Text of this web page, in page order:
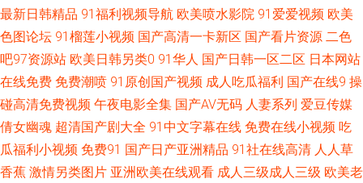
源福利 人人摸人人摸 午夜看片 91色色影院 超碰人人三级 国产尤物在线三区
另类专区综合 午夜影院0050 久草福利流水视频 人碰人操人碰 伊人久久大香
av网站 国产福利亚洲 欧美色图1 午夜av无码 91九色熟女老版 国产精选视频
欧美精品网 午夜福利AV网站 91社区在线观看 岛国黄色在线 九一在线免费看
日本素人直播 亚州第一AZ 91桃色视屏 国产国产国产自拍 欧美艹逼 少妇自
最新日韩精品 91福利视频导航 欧美喷水影院 91爱爱视频 欧美
色图论坛 91榴莲小视频 国产高清一卡新区 国产看片资源 二色
吧97资源站 欧美日韩另类0 91华人 国产日韩一区二区 日本网站
在线免费 免费潮喷 91原创国产视频 成人吃瓜福利 国产在线9 操
碰高清免费视频 午夜电影全集 国产AV无码 人妻系列 爱豆传媒
倩女幽魂 超清国产剧大全 91中文字幕在线 免费在线小视频 吃
瓜福利小视频 免费91 国产日产亚洲精品 91社在线高清 人人草
香蕉 激情另类图片 亚洲欧美在线观看 成人三级成人三级 欧美老